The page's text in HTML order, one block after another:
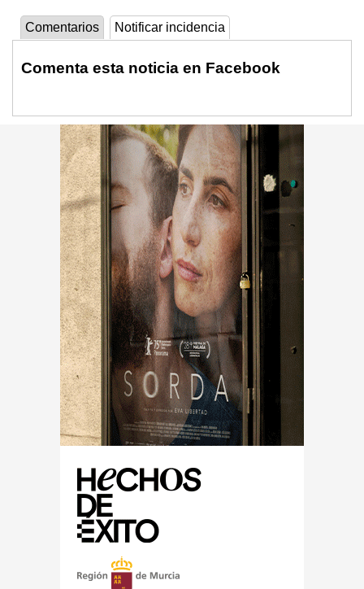
Comentarios Notificar incidencia
Comenta esta noticia en Facebook